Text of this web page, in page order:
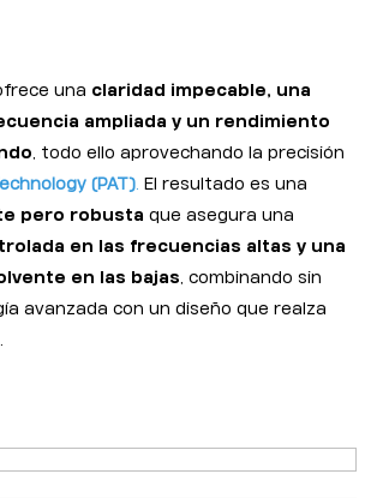
una claridad impecable, una
ampliada y un rendimiento
, todo ello aprovechando la precisión
(PAT). El resultado es una
pero robusta que asegura una
en las frecuencias altas y una
en las bajas, combinando sin
avanzada con un diseño que realza